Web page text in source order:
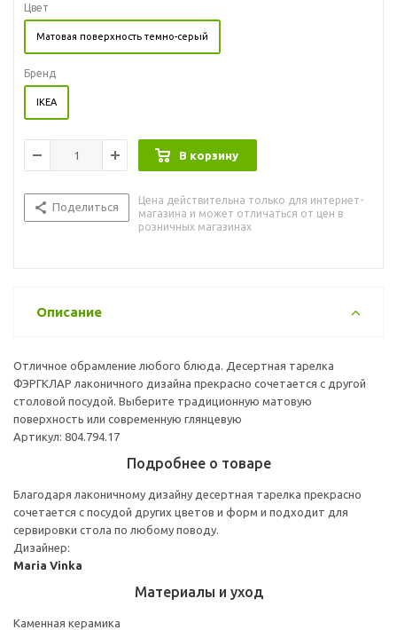
Цвет
Матовая поверхность темно-серый
Бренд
IKEA
В корзину
Поделиться
Цена действительна только для интернет-
магазина и может отличаться от цен в
розничных магазинах
Описание
Отличное обрамление любого блюда. Десертная тарелка
ФЭРГКЛАР лаконичного дизайна прекрасно сочетается с другой
столовой посудой. Выберите традиционную матовую
поверхность или современную глянцевую
Артикул: 804.794.17
Подробнее о товаре
Благодаря лаконичному дизайну десертная тарелка прекрасно
сочетается с посудой других цветов и форм и подходит для
сервировки стола по любому поводу.
Дизайнер:
Maria Vinka
Материалы и уход
Каменная керамика